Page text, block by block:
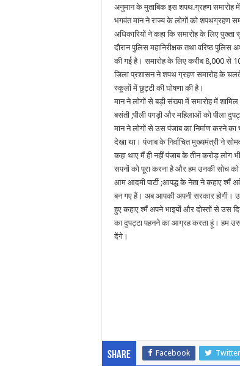
अनुमान के मुताबिक इस शपथ.ग्रहण समारोह
भगवंत मान ने राज्य के लोगों को शपथग्रहण
अधिकारियों ने कहा कि समारोह के लिए
दौरान पुलिस महानिरीक्षक तथा वरिष्ठ पुलिस
की गई है। समारोह के लिए करीब 8,000 से
जिला प्रशासन ने शपथ ग्रहण समारोह के
स्कूलों में छुट्टी की घोषणा की है।
मान ने लोगों से बड़ी संख्या में समारोह में
बसंती ;पीली पगड़ी और महिलाओं को पीला
मान ने लोगों से उस पंजाब का निर्माण करने
देखा था। पंजाब के निर्वाचित मुख्यमंत्री ने
कहा थाए मैं ही नहीं पंजाब के तीन करोड़
सपनों को पूरा करना है और हम उनकी सोच
आम आदमी पार्टी ;आपद्ध के नेता ने कहाए श्मैं
बन गए हैं। अब आपकी अपनी सरकार होगी।
हुए कहाए श्मैं अपने भाइयों और दोस्तों से उस
का दुपट्टा पहनने का आग्रह करता हूं। हम
देंगे।
Share Facebook Twitter